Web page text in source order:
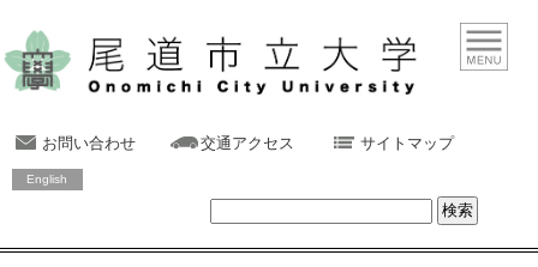
お問い合わせ 交通アクセス サイトマップ
English